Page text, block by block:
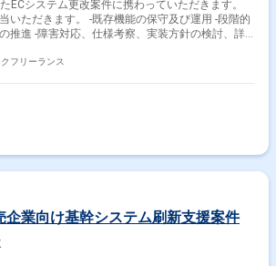
ECシステム更改案件に携わっていただきます。
存機能の保守及び運用 -段階的
針の検討、詳
フリーランス
企業向け基幹システム刷新支援案件